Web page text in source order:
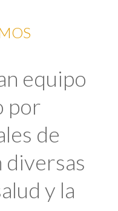
equipo
por
de
diversas
y la